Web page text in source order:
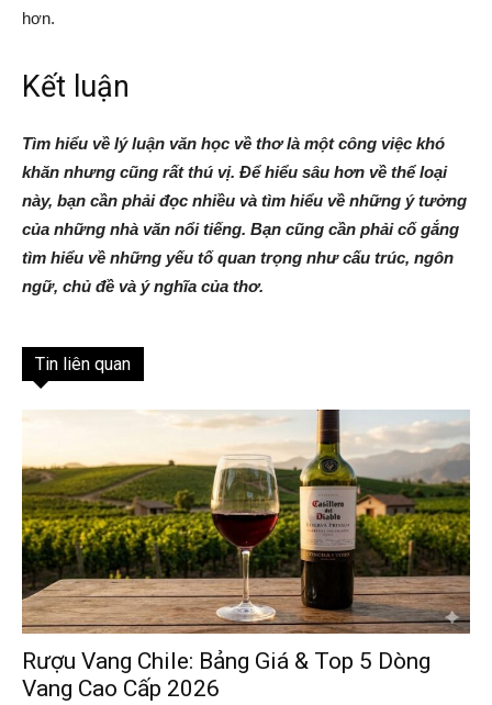
hơn.
Kết luận
Tìm hiểu về lý luận văn học về thơ là một công việc khó
khăn nhưng cũng rất thú vị. Để hiểu sâu hơn về thể loại
này, bạn cần phải đọc nhiều và tìm hiểu về những ý tưởng
của những nhà văn nổi tiếng. Bạn cũng cần phải cố gắng
tìm hiểu về những yếu tố quan trọng như cấu trúc, ngôn
ngữ, chủ đề và ý nghĩa của thơ.
Tin liên quan
Rượu Vang Chile: Bảng Giá & Top 5 Dòng
Vang Cao Cấp 2026